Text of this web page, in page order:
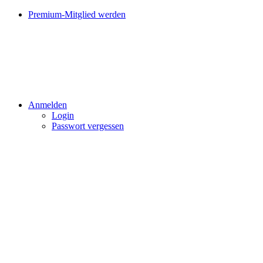
Premium-Mitglied werden
Anmelden
Login
Passwort vergessen